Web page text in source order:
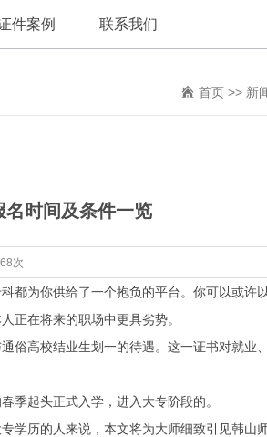
件案例 联系我们
首页 >> 新
名时间及条件一览
次
为你供给了一个抱负的平台。你可以或许
正在将来的职场中更具劣势。
高校结业生划一的待遇。这一证书对就业
起头正式入学，进入大专阶段的。
历的人来说，本文将为大师细致引见韩山